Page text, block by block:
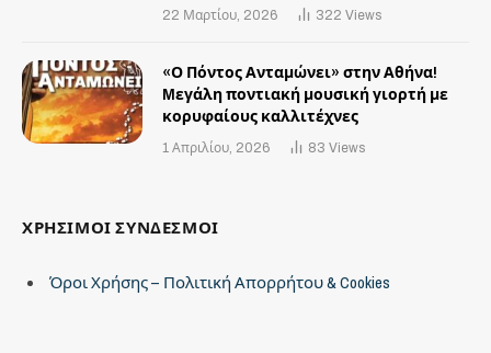
22 Μαρτίου, 2026 322 Views
«Ο Πόντος Ανταμώνει» στην Αθήνα!
Mεγάλη ποντιακή μουσική γιορτή με
κορυφαίους καλλιτέχνες
1 Απριλίου, 2026 83 Views
ΧΡΗΣΙΜΟΙ ΣΥΝΔΕΣΜΟΙ
Όροι Χρήσης – Πολιτική Απορρήτου & Cookies